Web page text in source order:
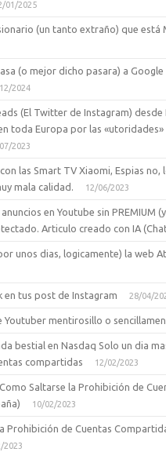
01/2025
(un tanto extraño) que está
(o mejor dicho pasara) a
2024
(El Twitter de Instagram) desde
toda Europa por las
2023
las Smart TV Xiaomi, Espias
mala calidad.
12/06/2023
en Youtube sin PREMIUM
Articulo creado con IA
unos dias, logicamente) la web
en tus post de Instagram 28/04/
Youtuber mentirosillo o
bestial en Nasdaq Solo un dia
compartidas
12/02/2023
Saltarse la Prohibición de
10/02/2023
Prohibición de Cuentas
2023